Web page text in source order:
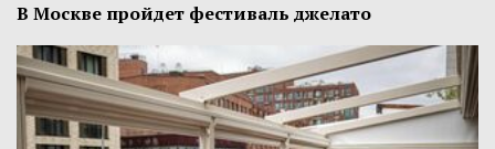
В Москве пройдет фестиваль джелато